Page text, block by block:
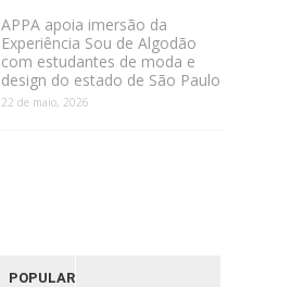
APPA apoia imersão da
Experiência Sou de Algodão
com estudantes de moda e
design do estado de São Paulo
22 de maio, 2026
POPULAR